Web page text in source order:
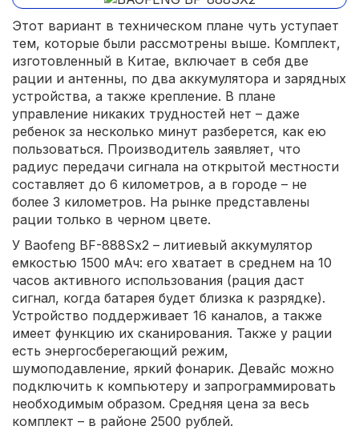
Этот вариант в техническом плане чуть уступает
тем, которые были рассмотрены выше. Комплект,
изготовленный в Китае, включает в себя две
рации и антенны, по два аккумулятора и зарядных
устройства, а также крепление. В плане
управление никаких трудностей нет – даже
ребенок за несколько минут разберется, как ею
пользоваться. Производитель заявляет, что
радиус передачи сигнала на открытой местности
составляет до 6 километров, а в городе – не
более 3 километров. На рынке представлены
рации только в черном цвете.
У Baofeng BF-888Sx2 – литиевый аккумулятор
емкостью 1500 мАч: его хватает в среднем на 10
часов активного использования (рация даст
сигнал, когда батарея будет близка к разрядке).
Устройство поддерживает 16 каналов, а также
имеет функцию их сканирования. Также у рации
есть энергосберегающий режим,
шумоподавление, яркий фонарик. Девайс можно
подключить к компьютеру и запрограммировать
необходимым образом. Средняя цена за весь
комплект – в районе 2500 рублей.